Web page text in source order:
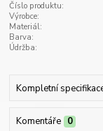
Číslo produktu:
Výrobce:
Materiál:
Barva:
Údržba:
Kompletní
Komentáře 0